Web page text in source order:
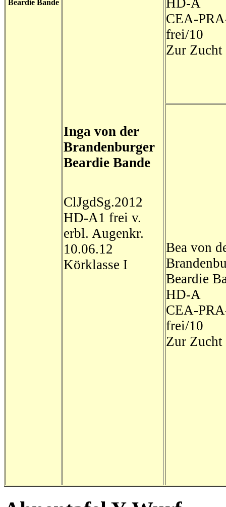
Beardie Bande
Inga von der
Brandenburger
Beardie Bande
ClJgdSg.2012
HD-A1 frei v.
erbl. Augenkr.
10.06.12
Körklasse I
HD-A
CEA-
frei/10
Zur Zucht
Bea von
Beardie
HD-A
CEA-
frei/10
Zur Zucht